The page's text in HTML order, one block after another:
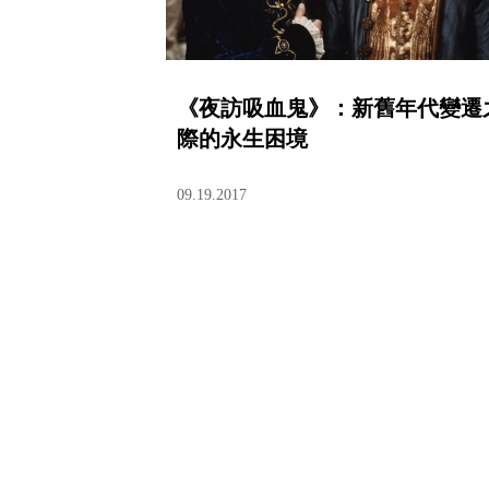
《夜訪吸血鬼》：新舊年代變遷
際的永生困境
09.19.2017